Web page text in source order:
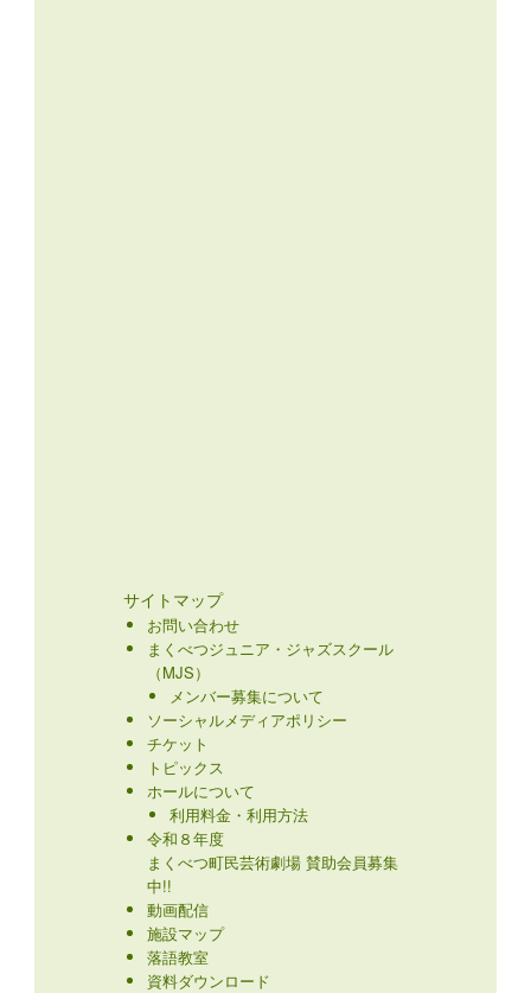
サイトマップ
お問い合わせ
まくべつジュニア・ジャズスクール
（MJS）
メンバー募集について
ソーシャルメディアポリシー
チケット
トピックス
ホールについて
利用料金・利用方法
令和８年度
まくべつ町民芸術劇場 賛助会員募集
中!!
動画配信
施設マップ
落語教室
資料ダウンロード